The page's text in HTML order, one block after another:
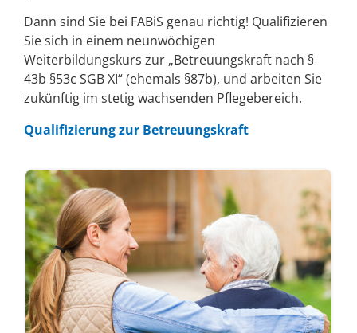
Dann sind Sie bei FABiS genau richtig! Qualifizieren
Sie sich in einem neunwöchigen
Weiterbildungskurs zur „Betreuungskraft nach §
43b §53c SGB XI“ (ehemals §87b), und arbeiten Sie
zukünftig im stetig wachsenden Pflegebereich.
Qualifizierung zur Betreuungskraft